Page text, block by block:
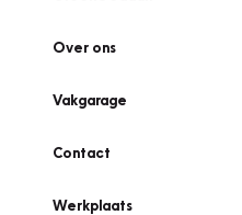
Over ons
Vakgarage
Contact
Werkplaats